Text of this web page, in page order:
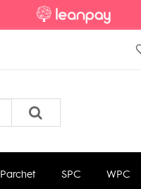
Parchet SPC WPC